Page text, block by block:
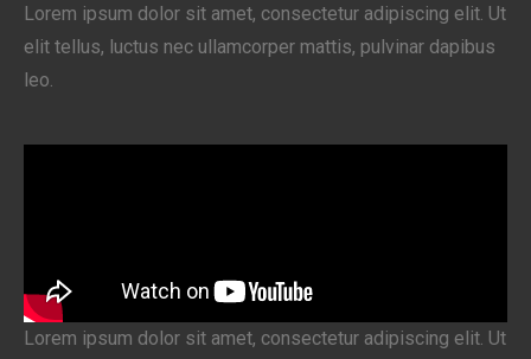
Lorem ipsum dolor sit amet, consectetur adipiscing elit. Ut
elit tellus, luctus nec ullamcorper mattis, pulvinar dapibus
leo.
Lorem ipsum dolor sit amet, consectetur adipiscing elit. Ut